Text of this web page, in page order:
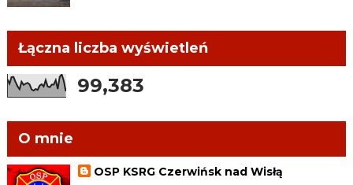
Łączna liczba wyświetleń
99,383
O mnie
OSP KSRG Czerwińsk nad Wisłą